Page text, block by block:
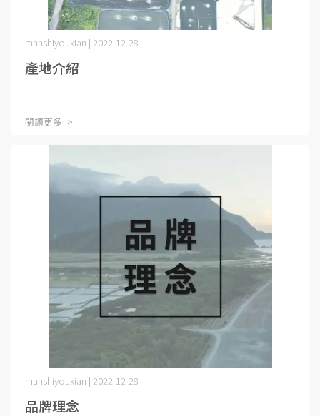
產地介紹
manshiyouxian | 2022-12-28
閱讀更多 ->
品牌理念
manshiyouxian | 2022-12-28